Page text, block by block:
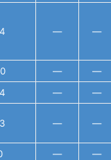
— —
—
—
—
—
— —
—
—